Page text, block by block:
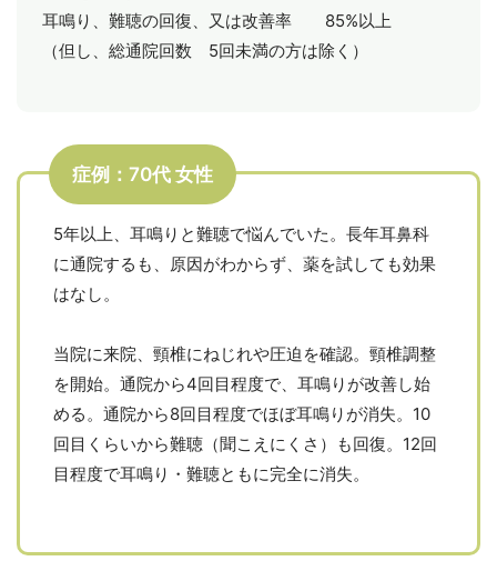
耳鳴り、難聴の回復、又は改善率 85%以上
（但し、総通院回数 5回未満の方は除く）
症例：70代 女性
5年以上、耳鳴りと難聴で悩んでいた。長年耳鼻科
に通院するも、原因がわからず、薬を試しても効果
はなし。
当院に来院、頸椎にねじれや圧迫を確認。頸椎調整
を開始。通院から4回目程度で、耳鳴りが改善し始
める。通院から8回目程度でほぼ耳鳴りが消失。10
回目くらいから難聴（聞こえにくさ）も回復。12回
目程度で耳鳴り・難聴ともに完全に消失。